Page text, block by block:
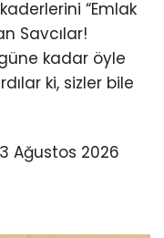
“Emlak
Savcılar!
kadar öyle
ki, sizler bile
Ağustos 2026